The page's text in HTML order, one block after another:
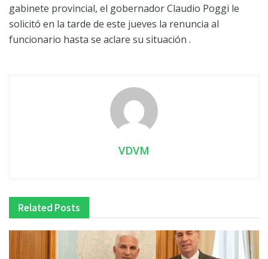
gabinete provincial, el gobernador Claudio Poggi le
solicitó en la tarde de este jueves la renuncia al
funcionario hasta se aclare su situación .
VDVM
Related Posts